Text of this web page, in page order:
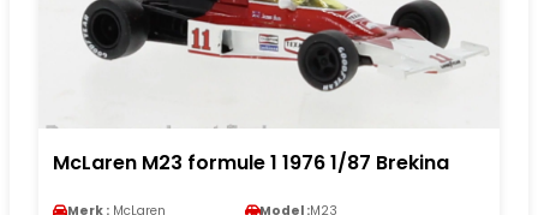
McLaren M23 formule 1 1976 1/87 Brekina
Merk : McLaren Model :M23